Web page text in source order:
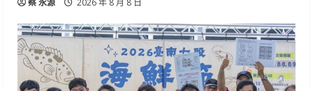
蔡 永源 2026 年 8 月 8 日